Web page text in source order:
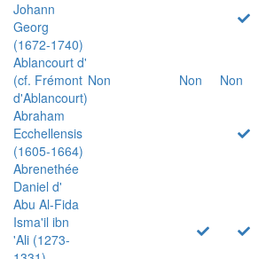
Johann
Georg
(1672-1740)
Ablancourt d'
(cf. Frémont
d'Ablancourt)
Non Non Non
Abraham
Ecchellensis
(1605-1664)
Abrenethée
Daniel d'
Abu Al-Fida
Isma'il ibn
'Ali (1273-